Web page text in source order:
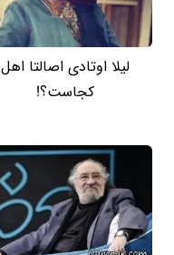
لیلا اوتادی اصالتا اهل
کجاست؟!